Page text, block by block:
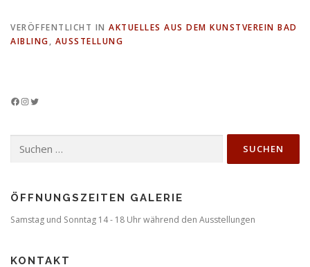
VERÖFFENTLICHT IN AKTUELLES AUS DEM KUNSTVEREIN BAD
AIBLING, AUSSTELLUNG
Facebook InstagramTwitter
nach:
ÖFFNUNGSZEITEN GALERIE
Samstag und Sonntag 14 - 18 Uhr während den Ausstellungen
KONTAKT